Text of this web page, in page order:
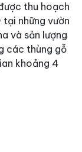
thu hoạch
những vườn
và sản lượng
các thùng gỗ
khoảng 4